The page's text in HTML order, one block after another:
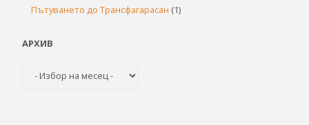
Пътуването до Трансфагарасан (1)
АРХИВ